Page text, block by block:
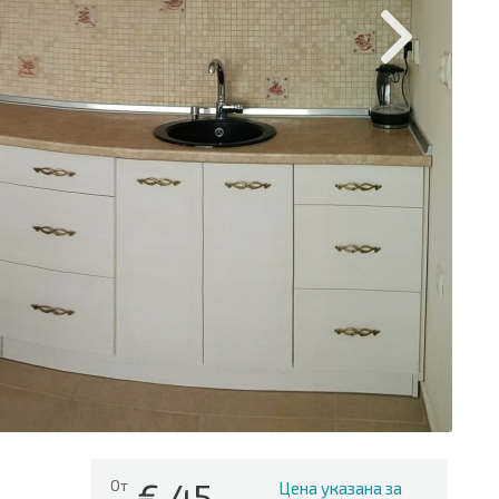
От
Цена указана за